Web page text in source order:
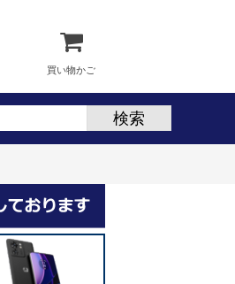
買い物かご